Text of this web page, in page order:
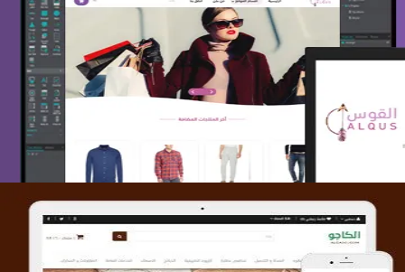
تصميم متجر القوس
التفاصيل